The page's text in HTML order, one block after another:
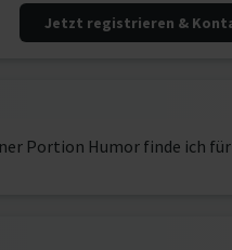
Jetzt registrieren &
Portion Humor finde ich